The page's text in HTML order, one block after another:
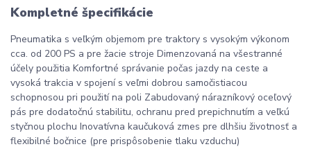
Kompletné špecifikácie
Pneumatika s veľkým objemom pre traktory s vysokým výkonom
cca. od 200 PS a pre žacie stroje Dimenzovaná na všestranné
účely použitia Komfortné správanie počas jazdy na ceste a
vysoká trakcia v spojení s veľmi dobrou samočistiacou
schopnosou pri použití na poli Zabudovaný nárazníkový oceľový
pás pre dodatočnú stabilitu, ochranu pred prepichnutím a veľkú
styčnou plochu Inovatívna kaučuková zmes pre dlhšiu životnosť a
flexibilné bočnice (pre prispôsobenie tlaku vzduchu)